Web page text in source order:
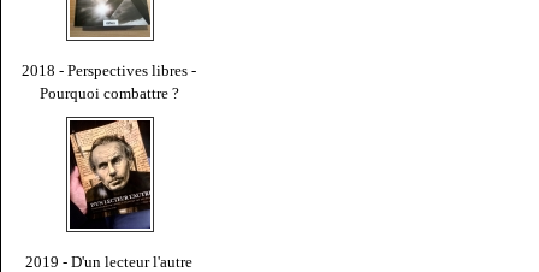
2018 - Perspectives libres -
Pourquoi combattre ?
2019 - D'un lecteur l'autre